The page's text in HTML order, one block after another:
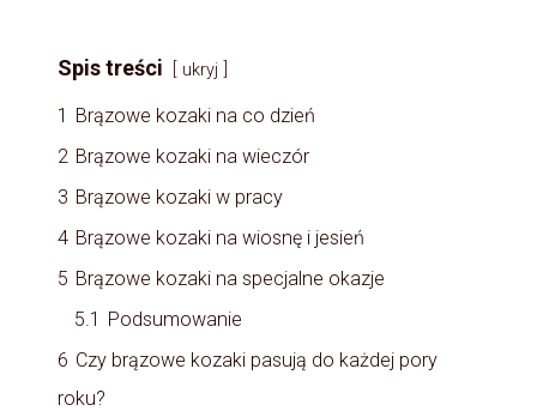
Spis treści ukryj
1 Brązowe kozaki na co dzień
2 Brązowe kozaki na wieczór
3 Brązowe kozaki w pracy
4 Brązowe kozaki na wiosnę i jesień
5 Brązowe kozaki na specjalne okazje
5.1 Podsumowanie
6 Czy brązowe kozaki pasują do każdej pory
roku?